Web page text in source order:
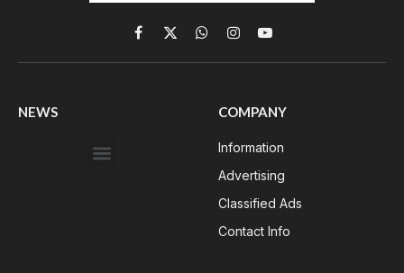
Facebook
X
(Twitter)
WhatsApp
InstagramYouTube
NEWS COMPANY
Information
Advertising
Classified Ads
Contact Info